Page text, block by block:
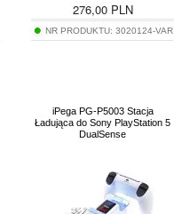
276,00PLN
NR PRODUKTU:3020124-VAR
iPega PG-P5003 Stacja
Ładująca do Sony PlayStation 5
DualSense